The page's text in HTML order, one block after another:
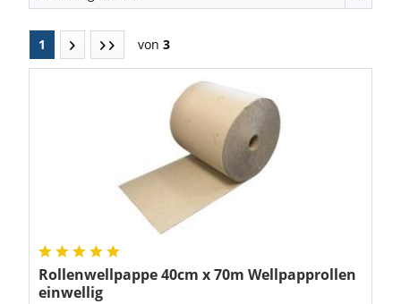
1 von 3
Rollenwellpappe 40cm x 70m Wellpapprollen
einwellig